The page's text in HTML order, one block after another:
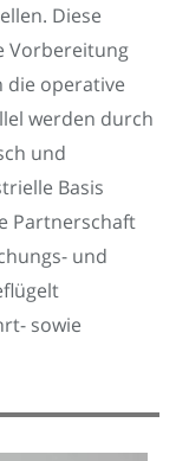
Diese
Vorbereitung
die operative
werden durch
und
Basis
Partnerschaft
und
sowie